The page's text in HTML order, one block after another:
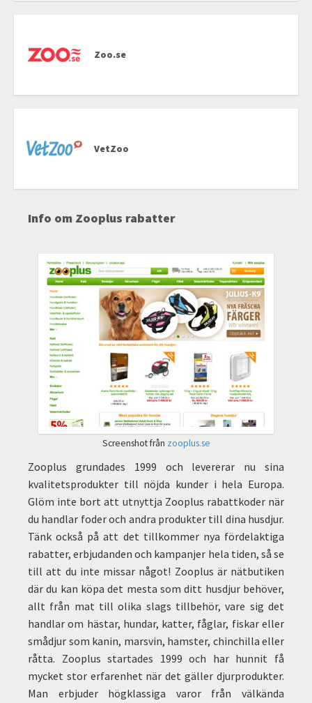
Zoo.se
VetZoo
Info om Zooplus rabatter
Screenshot från zooplus.se
Zooplus grundades 1999 och levererar nu sina
kvalitetsprodukter till nöjda kunder i hela Europa.
Glöm inte bort att utnyttja Zooplus rabattkoder när
du handlar foder och andra produkter till dina husdjur.
Tänk också på att det tillkommer nya fördelaktiga
rabatter, erbjudanden och kampanjer hela tiden, så se
till att du inte missar något! Zooplus är nätbutiken
där du kan köpa det mesta som ditt husdjur behöver,
allt från mat till olika slags tillbehör, vare sig det
handlar om hästar, hundar, katter, fåglar, fiskar eller
smådjur som kanin, marsvin, hamster, chinchilla eller
råtta. Zooplus startades 1999 och har hunnit få
mycket stor erfarenhet när det gäller djurprodukter.
Man erbjuder högklassiga varor från välkända